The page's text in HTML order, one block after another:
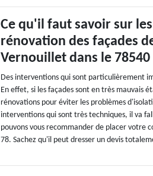
Ce qu'il faut savoir sur
rénovation des façades
Vernouillet dans le
Des interventions qui sont particulièrement
En effet, si les façades sont en très mauvais
rénovations pour éviter les problèmes
interventions qui sont très techniques, il va
pouvons vous recommander de placer votre
78. Sachez qu'il peut dresser un devis